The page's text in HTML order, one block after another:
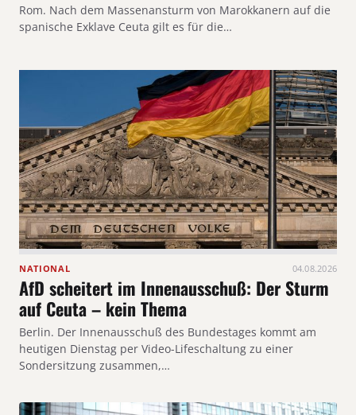
Rom. Nach dem Massenansturm von Marokkanern auf die
spanische Exklave Ceuta gilt es für die…
NATIONAL 04.08.2026
AfD scheitert im Innenausschuß: Der Sturm
auf Ceuta – kein Thema
Berlin. Der Innenausschuß des Bundestages kommt am
heutigen Dienstag per Video-Lifeschaltung zu einer
Sondersitzung zusammen,…